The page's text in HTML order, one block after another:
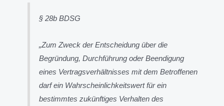
§ 28b BDSG
„Zum Zweck der Entscheidung über die
Begründung, Durchführung oder Beendigung
eines Vertragsverhältnisses mit dem Betroffenen
darf ein Wahrscheinlichkeitswert für ein
bestimmtes zukünftiges Verhalten des